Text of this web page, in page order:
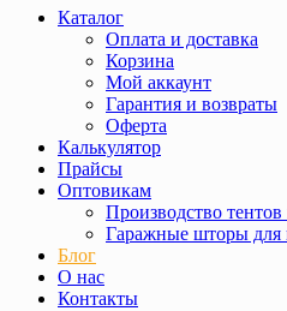
Каталог
Оплата и доставка
Корзина
Мой аккаунт
Гарантия и возвраты
Оферта
Калькулятор
Прайсы
Оптовикам
Производство
Гаражные шторы для
Блог
О нас
Контакты